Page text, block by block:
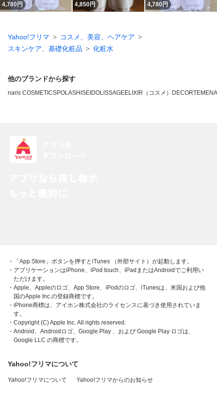
4,780円 4,850円 4,780円
Yahoo!フリマ
コスメ、美容、ヘアケア
スキンケア、基礎化粧品
化粧水
他のブランドから探す
naris COSMETICSPOLASHISEIDOLISSAGEELIXIR（コスメ） DECORTE
・「App Store」ボタンを押すとiTunes （外部サイト）が起動します。
・アプリケーションはiPhone、iPod touch、iPadまたはAndroidでご利用い
ただけます。
・Apple、Appleのロゴ、App Store、iPodのロゴ、iTunesは、米国および他
国のApple Inc.の登録商標です。
・iPhone商標は、アイホン株式会社のライセンスに基づき使用されていま
す。
・Copyright (C) Apple Inc. All rights reserved.
・Android、Androidロゴ、Google Play 、および Google Play ロゴは、
Google LLC の商標です。
Yahoo!フリマについて
Yahoo!フリマについて Yahoo!フリマからのお知らせ